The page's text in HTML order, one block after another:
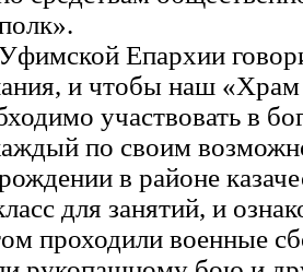
Епархии
и чтобы наш «Храм
участвовать в
по своим
в районе
для занятий, и
проходили военные